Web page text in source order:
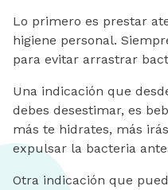
Lo primero es prestar
higiene personal.
para evitar arrastrar
Una indicación que
debes desestimar, es
más te hidrates, más
expulsar la bacteria
Otra indicación que